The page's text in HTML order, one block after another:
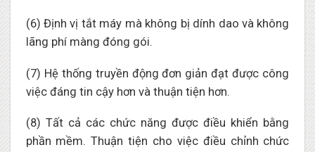
(6) Định vị tắt máy mà không bị dính dao và không
lãng phí màng đóng gói.
(7) Hệ thống truyền động đơn giản đạt được công
việc đáng tin cậy hơn và thuận tiện hơn.
(8) Tất cả các chức năng được điều khiển bằng
phần mềm. Thuận tiện cho việc điều chỉnh chức